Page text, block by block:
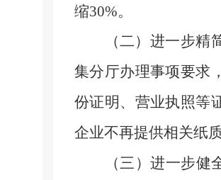
缩30%。
（二）进一步精
集分厅办理事项要求
份证明、营业执照等
企业不再提供相关纸质
（三）进一步健